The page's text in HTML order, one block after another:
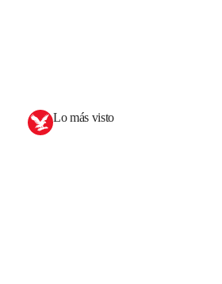
Lo más visto